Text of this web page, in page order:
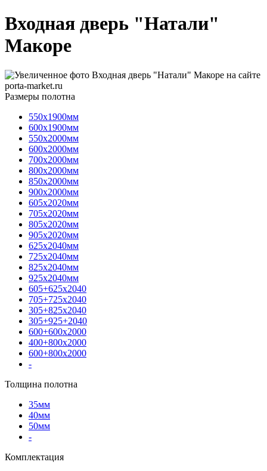
Входная дверь "Натали"
Макоре
Размеры полотна
550х1900мм
600х1900мм
550х2000мм
600х2000мм
700х2000мм
800х2000мм
850х2000мм
900х2000мм
605х2020мм
705х2020мм
805х2020мм
905х2020мм
625х2040мм
725х2040мм
825х2040мм
925х2040мм
605+625х2040
705+725х2040
305+825х2040
305+925+2040
600+600х2000
400+800х2000
600+800х2000
-
Толщина полотна
35мм
40мм
50мм
-
Комплектация